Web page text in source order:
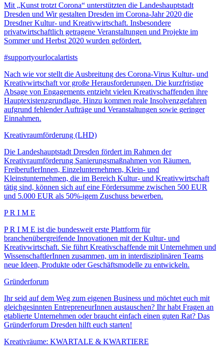
Mit „Kunst trotzt Corona“ unterstützten die Landeshauptstadt
Dresden und Wir gestalten Dresden im Corona-Jahr 2020 die
Dresdner Kultur- und Kreativwirtschaft. Insbesondere
privatwirtschaftlich getragene Veranstaltungen und Projekte im
Sommer und Herbst 2020 wurden gefördert.
#supportyourlocalartists
Nach wie vor stellt die Ausbreitung des Corona-Virus Kultur- und
Kreativwirtschaft vor große Herausforderungen. Die kurzfristige
Absage von Engagements entzieht vielen Kreativschaffenden ihre
Hauptexistenzgrundlage. Hinzu kommen reale Insolvenzgefahren
aufgrund fehlender Aufträge und Veranstaltungen sowie geringer
Einnahmen.
Kreativraumförderung (LHD)
Die Landeshauptstadt Dresden fördert im Rahmen der
Kreativraumförderung Sanierungsmaßnahmen von Räumen.
FreiberuflerInnen, Einzelunternehmen, Klein- und
Kleinstunternehmen, die im Bereich Kultur- und Kreativwirtschaft
tätig sind, können sich auf eine Fördersumme zwischen 500 EUR
und 5.000 EUR als 50%-igem Zuschuss bewerben.
P R I M E
P R I M E ist die bundesweit erste Plattform für
branchenübergreifende Innovationen mit der Kultur- und
Kreativwirtschaft. Sie führt Kreativschaffende mit Unternehmen und
WissenschaftlerInnen zusammen, um in interdisziplinären Teams
neue Ideen, Produkte oder Geschäftsmodelle zu entwickeln.
Gründerforum
Ihr seid auf dem Weg zum eigenen Business und möchtet euch mit
gleichgesinnten EntrepreneurInnen austauschen? Ihr habt Fragen an
etablierte Unternehmen oder braucht einfach einen guten Rat? Das
Gründerforum Dresden hilft euch starten!
Kreativräume: KWARTALE & KWARTIERE